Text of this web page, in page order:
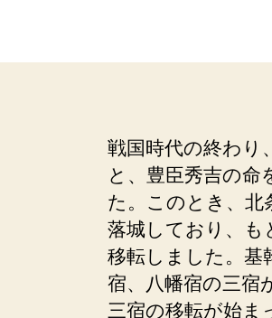
戦国時代の終わり
と、豊臣秀吉の命
た。このとき、北
落城しており、も
移転しました。基
宿、八幡宿の三宿
三宿の移転が始ま